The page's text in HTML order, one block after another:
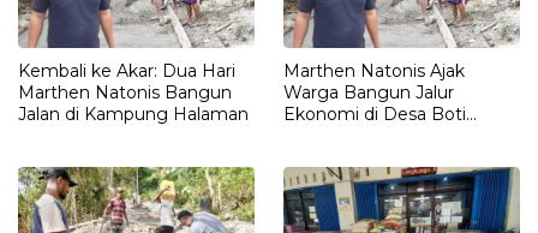
Kembali ke Akar: Dua Hari
Marthen Natonis Bangun
Jalan di Kampung Halaman
Marthen Natonis Ajak
Warga Bangun Jalur
Ekonomi di Desa Boti